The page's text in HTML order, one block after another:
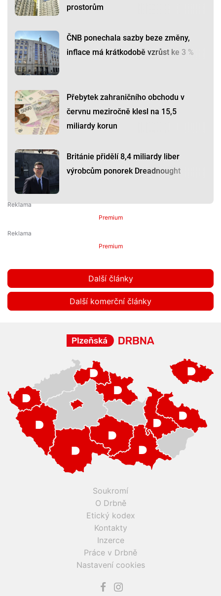
prostorům
ČNB ponechala sazby beze změny,
inflace má krátkodobě vzrůst ke 3 %
Přebytek zahraničního obchodu v
červnu meziročně klesl na 15,5
miliardy korun
Británie přidělí 8,4 miliardy liber
výrobcům ponorek Dreadnought
Premium
Premium
Další články
Další komerční články
Soukromí
O Drbně
Etický kodex
Kontakty
Inzerce
Práce v Drbně
Nastavení cookies